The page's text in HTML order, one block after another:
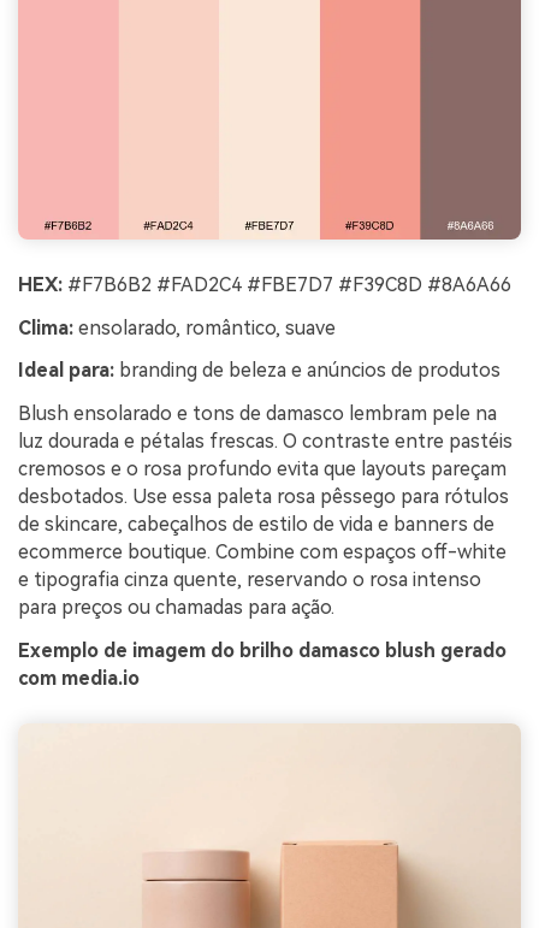
HEX: #F7B6B2 #FAD2C4 #FBE7D7 #F39C8D #8A6A66
Clima: ensolarado, romântico, suave
Ideal para: branding de beleza e anúncios de produtos
Blush ensolarado e tons de damasco lembram pele na
luz dourada e pétalas frescas. O contraste entre pastéis
cremosos e o rosa profundo evita que layouts pareçam
desbotados. Use essa paleta rosa pêssego para rótulos
de skincare, cabeçalhos de estilo de vida e banners de
ecommerce boutique. Combine com espaços off-white
e tipografia cinza quente, reservando o rosa intenso
para preços ou chamadas para ação.
Exemplo de imagem do brilho damasco blush gerado
com media.io